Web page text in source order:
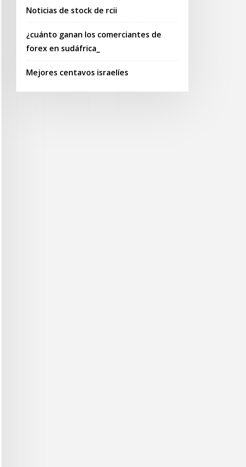
Noticias de stock de rcii
¿cuánto ganan los comerciantes de
forex en sudáfrica_
Mejores centavos israelíes